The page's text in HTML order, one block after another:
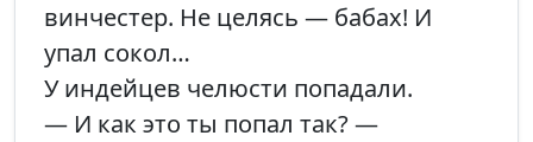
винчестер. Не целясь — бабах! И
упал сокол…
У индейцев челюсти попадали.
— И как это ты попал так? —